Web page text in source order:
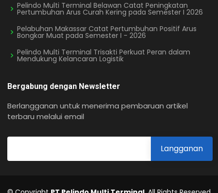
Pelindo Multi Terminal Belawan Catat Peningkatan
Pertumbuhan Arus Curah Kering pada Semester I 2026
Pelabuhan Makassar Catat Pertumbuhan Positif Arus
Bongkar Muat pada Semester I - 2026
Pelindo Multi Terminal Trisakti Perkuat Peran dalam
Mendukung Kelancaran Logistik
Bergabung dengan Newsletter
Berlangganan untuk menerima pembaruan artikel
terbaru melalui email